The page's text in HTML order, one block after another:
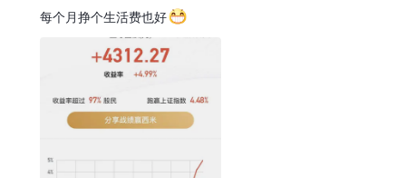
每个月挣个生活费也好